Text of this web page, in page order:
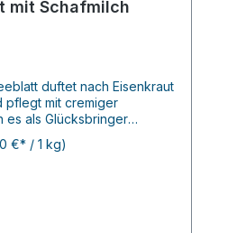
mit Schafmilch
duftet nach Eisenkraut
pflegt mit cremiger
es als Glücksbringer
packen,
30gr. ca. 3,0cm
€* / 1 kg)